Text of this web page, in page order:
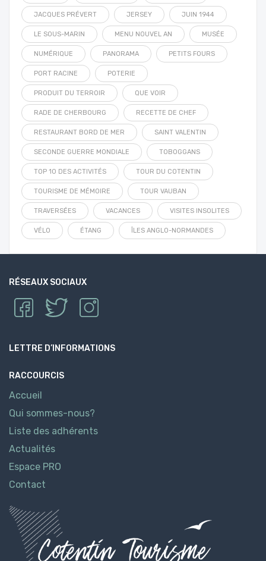
JACQUES PRÉVERT JERSEY JUIN 1944
LE SOUS-MARIN MENU NOUVEL AN MUSÉE
NUMÉRIQUE PANORAMA PETITS FOURS
PORT RACINE POTERIE
PRODUIT DU TERROIR QUE VOIR
RADE DE CHERBOURG RECETTE DE CHEF
RESTAURANT BORD DE MER SAINT VALENTIN
SECONDE GUERRE MONDIALE TOBOGGANS
TOP 10 DES ACTIVITÉS TOUR DU COTENTIN
TOURISME DE MÉMOIRE TOUR VAUBAN
TRAVERSÉES VACANCES VISITES INSOLITES
VÉLO ÉTANG ÎLES ANGLO-NORMANDES
RÉSEAUX SOCIAUX
LETTRE D’INFORMATIONS
RACCOURCIS
Accueil
Qui sommes-nous?
Liste des adhérents
Actualités
Espace PRO
Contact